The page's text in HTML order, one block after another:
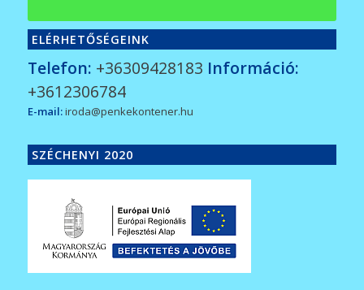
ELÉRHETŐSÉGEINK
Telefon: +36309428183 Információ:
+3612306784
E-mail:iroda@penkekontener.hu
SZÉCHENYI 2020